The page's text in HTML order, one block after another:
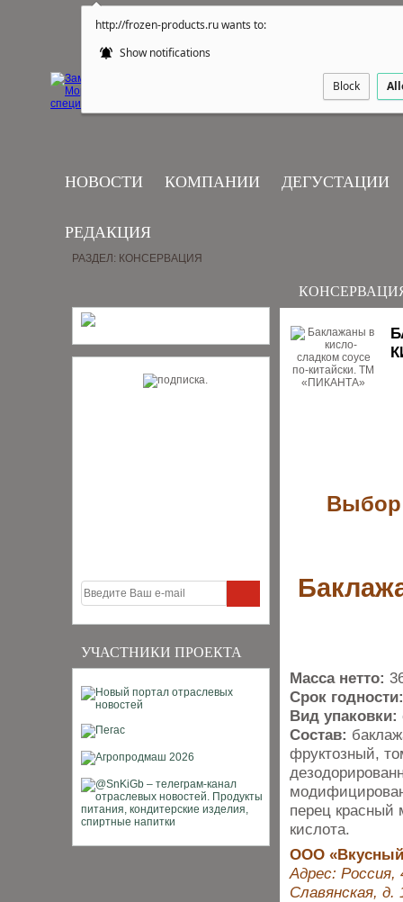
http://frozen-products.ru wants to:
Show notifications
Block
НОВОСТИ КОМПАНИИ ДЕГУСТАЦИИ
РЕДАКЦИЯ
УЧАСТНИКИ ПРОЕКТА
РАЗДЕЛ: КОНСЕРВАЦИЯ
Выбор
Масса нетто:
Срок
Вид упаковки:
Состав:
фруктозный,
перец красный
кислота.
ООО «Вкусный
Адрес: Россия,
Славянская, д.